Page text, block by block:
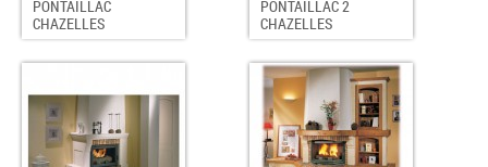
PONTAILLAC
CHAZELLES
PONTAILLAC 2
CHAZELLES